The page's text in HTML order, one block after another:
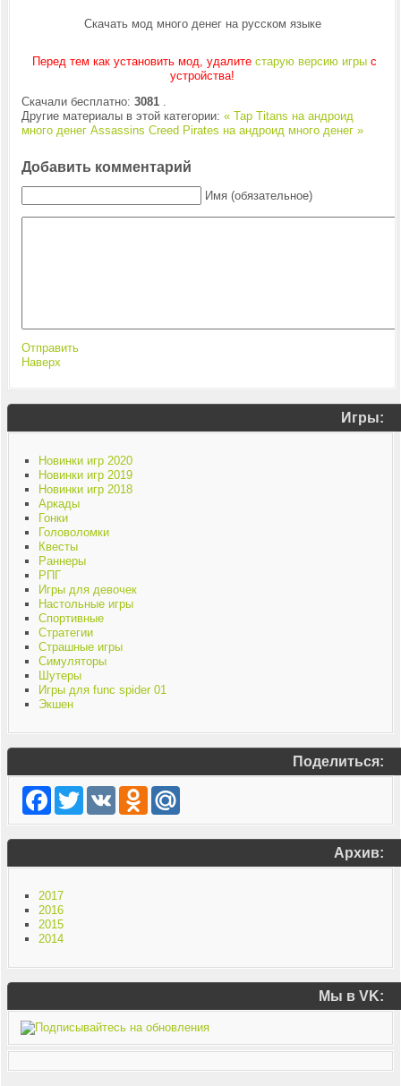
Скачать мод много денег на русском языке
Перед тем как установить мод, удалите старую версию игрыс
устройства!
Скачали бесплатно: 3081.
Другие материалы в этой категории: « Tap Titans на андроид
много денег Assassins Creed Pirates на андроид много денег »
Добавить комментарий
Имя (обязательное)
Отправить
Наверх
Игры:
Новинки игр 2020
Новинки игр 2019
Новинки игр 2018
Аркады
Гонки
Головоломки
Квесты
Раннеры
РПГ
Игры для девочек
Настольные игры
Спортивные
Стратегии
Страшные игры
Симуляторы
Шутеры
Игры для func spider 01
Экшен
Поделиться:
Facebook
TwitterVK Odnoklassniki
Mail.Ru
Архив:
2017
2016
2015
2014
Мы в VK: